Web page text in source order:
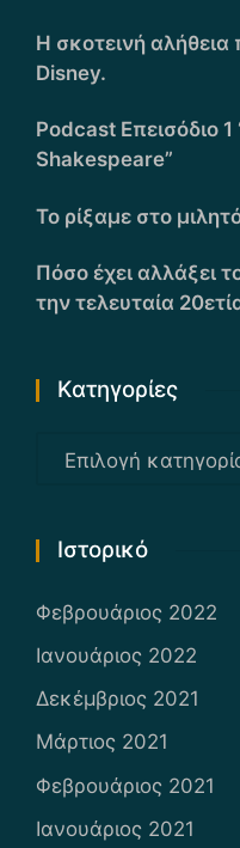
Η σκοτεινή
Disney.
Podcast Επεισόδιο 1
Shakespeare”
Το ρίξαμε στο
Πόσο έχει αλλάξει
την τελευταία
Kατηγορίες
Kατηγορίες
Ιστορικό
Φεβρουάριος 2022
Ιανουάριος 2022
Δεκέμβριος 2021
Μάρτιος 2021
Φεβρουάριος 2021
Ιανουάριος 2021